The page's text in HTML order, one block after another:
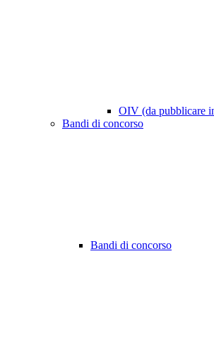
OIV (da pubblicare
Bandi di concorso
Bandi di concorso